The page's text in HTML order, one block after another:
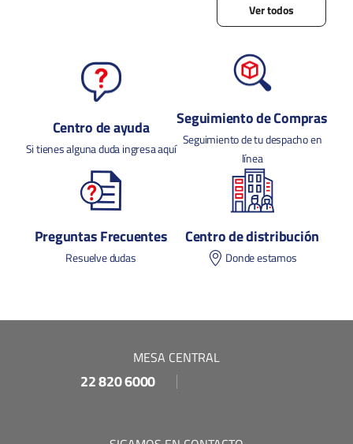
Ver todos
Centro de ayuda
Si tienes alguna duda ingresa aquí
Seguimiento de Compras
Seguimiento de tu despacho en
línea
Preguntas Frecuentes
Resuelve dudas
Centro de distribución
Donde estamos
MESA CENTRAL
22 820 6000